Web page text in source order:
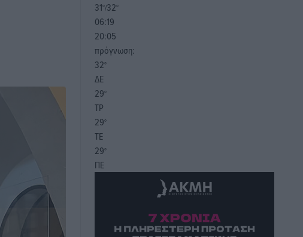
31°/32°
06:19
20:05
πρόγνωση:
32°
ΔΕ
29°
ΤΡ
29°
ΤΕ
29°
ΠΕ